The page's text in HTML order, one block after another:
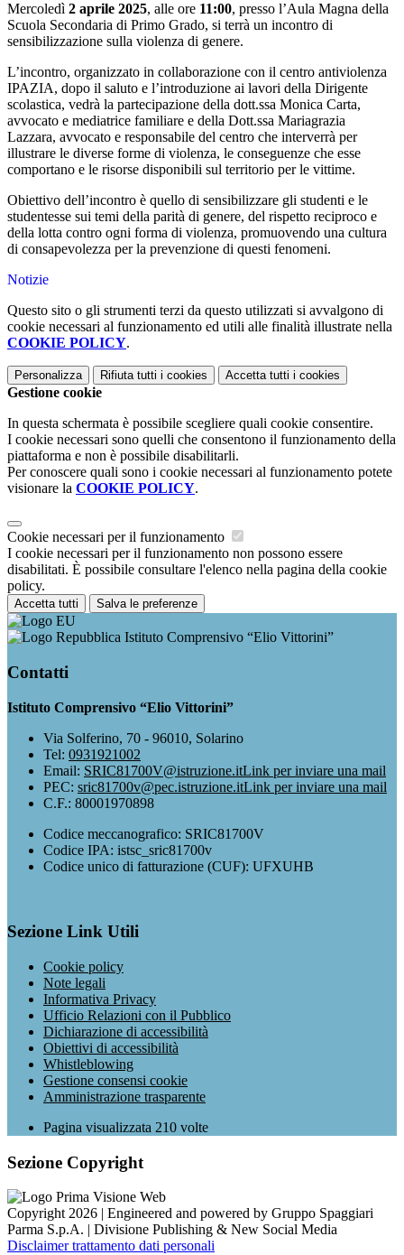
Mercoledì 2 aprile 2025, alle ore 11:00, presso l’Aula Magna della
Scuola Secondaria di Primo Grado, si terrà un incontro di
sensibilizzazione sulla violenza di genere.
L’incontro, organizzato in collaborazione con il centro antiviolenza
IPAZIA, dopo il saluto e l’introduzione ai lavori della Dirigente
scolastica, vedrà la partecipazione della dott.ssa Monica Carta,
avvocato e mediatrice familiare e della Dott.ssa Mariagrazia
Lazzara, avvocato e responsabile del centro che interverrà per
illustrare le diverse forme di violenza, le conseguenze che esse
comportano e le risorse disponibili sul territorio per le vittime.
Obiettivo dell’incontro è quello di sensibilizzare gli studenti e le
studentesse sui temi della parità di genere, del rispetto reciproco e
della lotta contro ogni forma di violenza, promuovendo una cultura
di consapevolezza per la prevenzione di questi fenomeni.
Notizie
Questo sito o gli strumenti terzi da questo utilizzati si avvalgono di
cookie necessari al funzionamento ed utili alle finalità illustrate nella
COOKIE POLICY.
Personalizza Rifiuta tutti i cookies Accetta tutti i cookies
Gestione cookie
In questa schermata è possibile scegliere quali cookie consentire.
I cookie necessari sono quelli che consentono il funzionamento della
piattaforma e non è possibile disabilitarli.
Per conoscere quali sono i cookie necessari al funzionamento potete
visionare la COOKIE POLICY.
Cookie necessari per il funzionamento
I cookie necessari per il funzionamento non possono essere
disabilitati. È possibile consultare l'elenco nella pagina della cookie
policy.
Accetta tutti Salva le preferenze
Istituto Comprensivo “Elio Vittorini”
Contatti
Istituto Comprensivo “Elio Vittorini”
Via Solferino, 70 - 96010, Solarino
Tel: 0931921002
Email: SRIC81700V@istruzione.itLink per inviare una mail
PEC: sric81700v@pec.istruzione.itLink per inviare una mail
C.F.: 80001970898
Codice meccanografico: SRIC81700V
Codice IPA: istsc_sric81700v
Codice unico di fatturazione (CUF): UFXUHB
Sezione Link Utili
Cookie policy
Note legali
Informativa Privacy
Ufficio Relazioni con il Pubblico
Dichiarazione di accessibilità
Obiettivi di accessibilità
Whistleblowing
Gestione consensi cookie
Amministrazione trasparente
Pagina visualizzata 210 volte
Sezione Copyright
Copyright 2026 | Engineered and powered by Gruppo Spaggiari
Parma S.p.A. | Divisione Publishing & New Social Media
Disclaimer trattamento dati personali